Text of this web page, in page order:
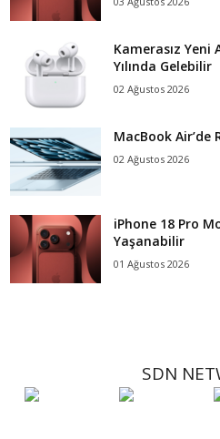
Kamerasız Yeni
Yılında Gelebilir
02 Ağustos 2026
MacBook Air’de
02 Ağustos 2026
iPhone 18 Pro
Yaşanabilir
01 Ağustos 2026
SDN